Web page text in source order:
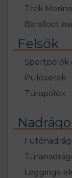
Trek
Barefoot
Felsők
Sportpólók
Pulóverek
Túrapólók
Leggings-ek